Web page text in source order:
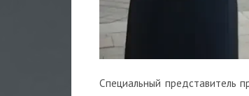
Специальный представитель